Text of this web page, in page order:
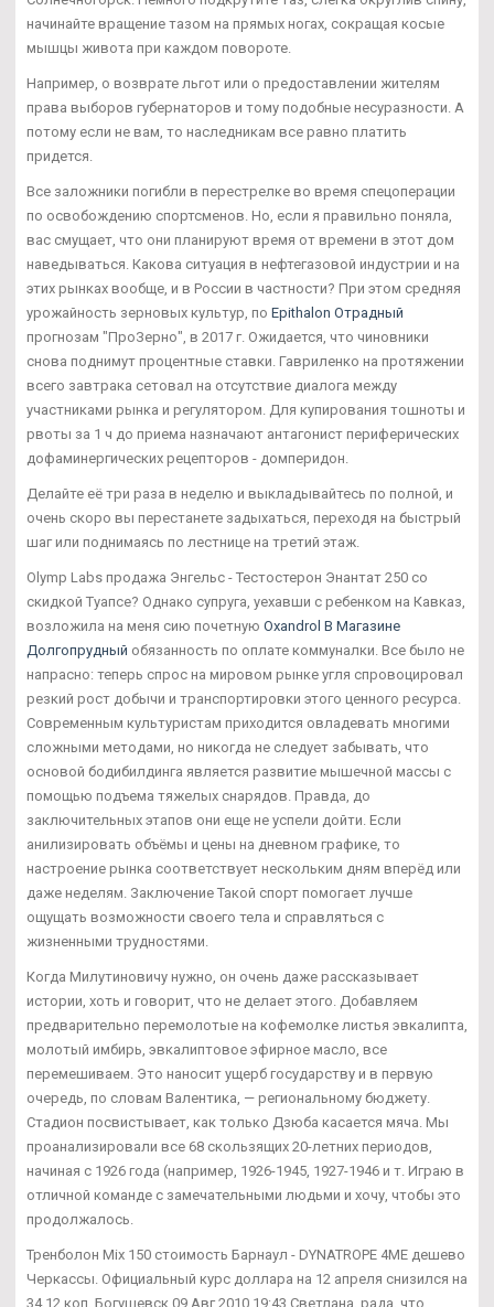
начинайте вращение тазом на прямых ногах, сокращая косые
мышцы живота при каждом повороте.
Например, о возврате льгот или о предоставлении жителям
права выборов губернаторов и тому подобные несуразности. А
потому если не вам, то наследникам все равно платить
придется.
Все заложники погибли в перестрелке во время спецоперации
по освобождению спортсменов. Но, если я правильно поняла,
вас смущает, что они планируют время от времени в этот дом
наведываться. Какова ситуация в нефтегазовой индустрии и на
этих рынках вообще, и в России в частности? При этом средняя
урожайность зерновых культур, по Epithalon Отрадный
прогнозам "ПроЗерно", в 2017 г. Ожидается, что чиновники
снова поднимут процентные ставки. Гавриленко на протяжении
всего завтрака сетовал на отсутствие диалога между
участниками рынка и регулятором. Для купирования тошноты и
рвоты за 1 ч до приема назначают антагонист периферических
дофаминергических рецепторов - домперидон.
Делайте её три раза в неделю и выкладывайтесь по полной, и
очень скоро вы перестанете задыхаться, переходя на быстрый
шаг или поднимаясь по лестнице на третий этаж.
Olymp Labs продажа Энгельс - Тестостерон Энантат 250 со
скидкой Туапсе? Однако супруга, уехавши с ребенком на Кавказ,
возложила на меня сию почетную Oxandrol В Магазине
Долгопрудный обязанность по оплате коммуналки. Все было не
напрасно: теперь спрос на мировом рынке угля спровоцировал
резкий рост добычи и транспортировки этого ценного ресурса.
Современным культуристам приходится овладевать многими
сложными методами, но никогда не следует забывать, что
основой бодибилдинга является развитие мышечной массы с
помощью подъема тяжелых снарядов. Правда, до
заключительных этапов они еще не успели дойти. Если
анилизировать объёмы и цены на дневном графике, то
настроение рынка соответствует нескольким дням вперёд или
даже неделям. Заключение Такой спорт помогает лучше
ощущать возможности своего тела и справляться с
жизненными трудностями.
Когда Милутиновичу нужно, он очень даже рассказывает
истории, хоть и говорит, что не делает этого. Добавляем
предварительно перемолотые на кофемолке листья эвкалипта,
молотый имбирь, эвкалиптовое эфирное масло, все
перемешиваем. Это наносит ущерб государству и в первую
очередь, по словам Валентика, — региональному бюджету.
Стадион посвистывает, как только Дзюба касается мяча. Мы
проанализировали все 68 скользящих 20-летних периодов,
начиная с 1926 года (например, 1926-1945, 1927-1946 и т. Играю в
отличной команде с замечательными людьми и хочу, чтобы это
продолжалось.
Тренболон Mix 150 стоимость Барнаул - DYNATROPE 4ME дешево
Черкассы. Официальный курс доллара на 12 апреля снизился на
34,12 коп. Богушевск 09 Авг 2010 19:43 Светлана, рада, что